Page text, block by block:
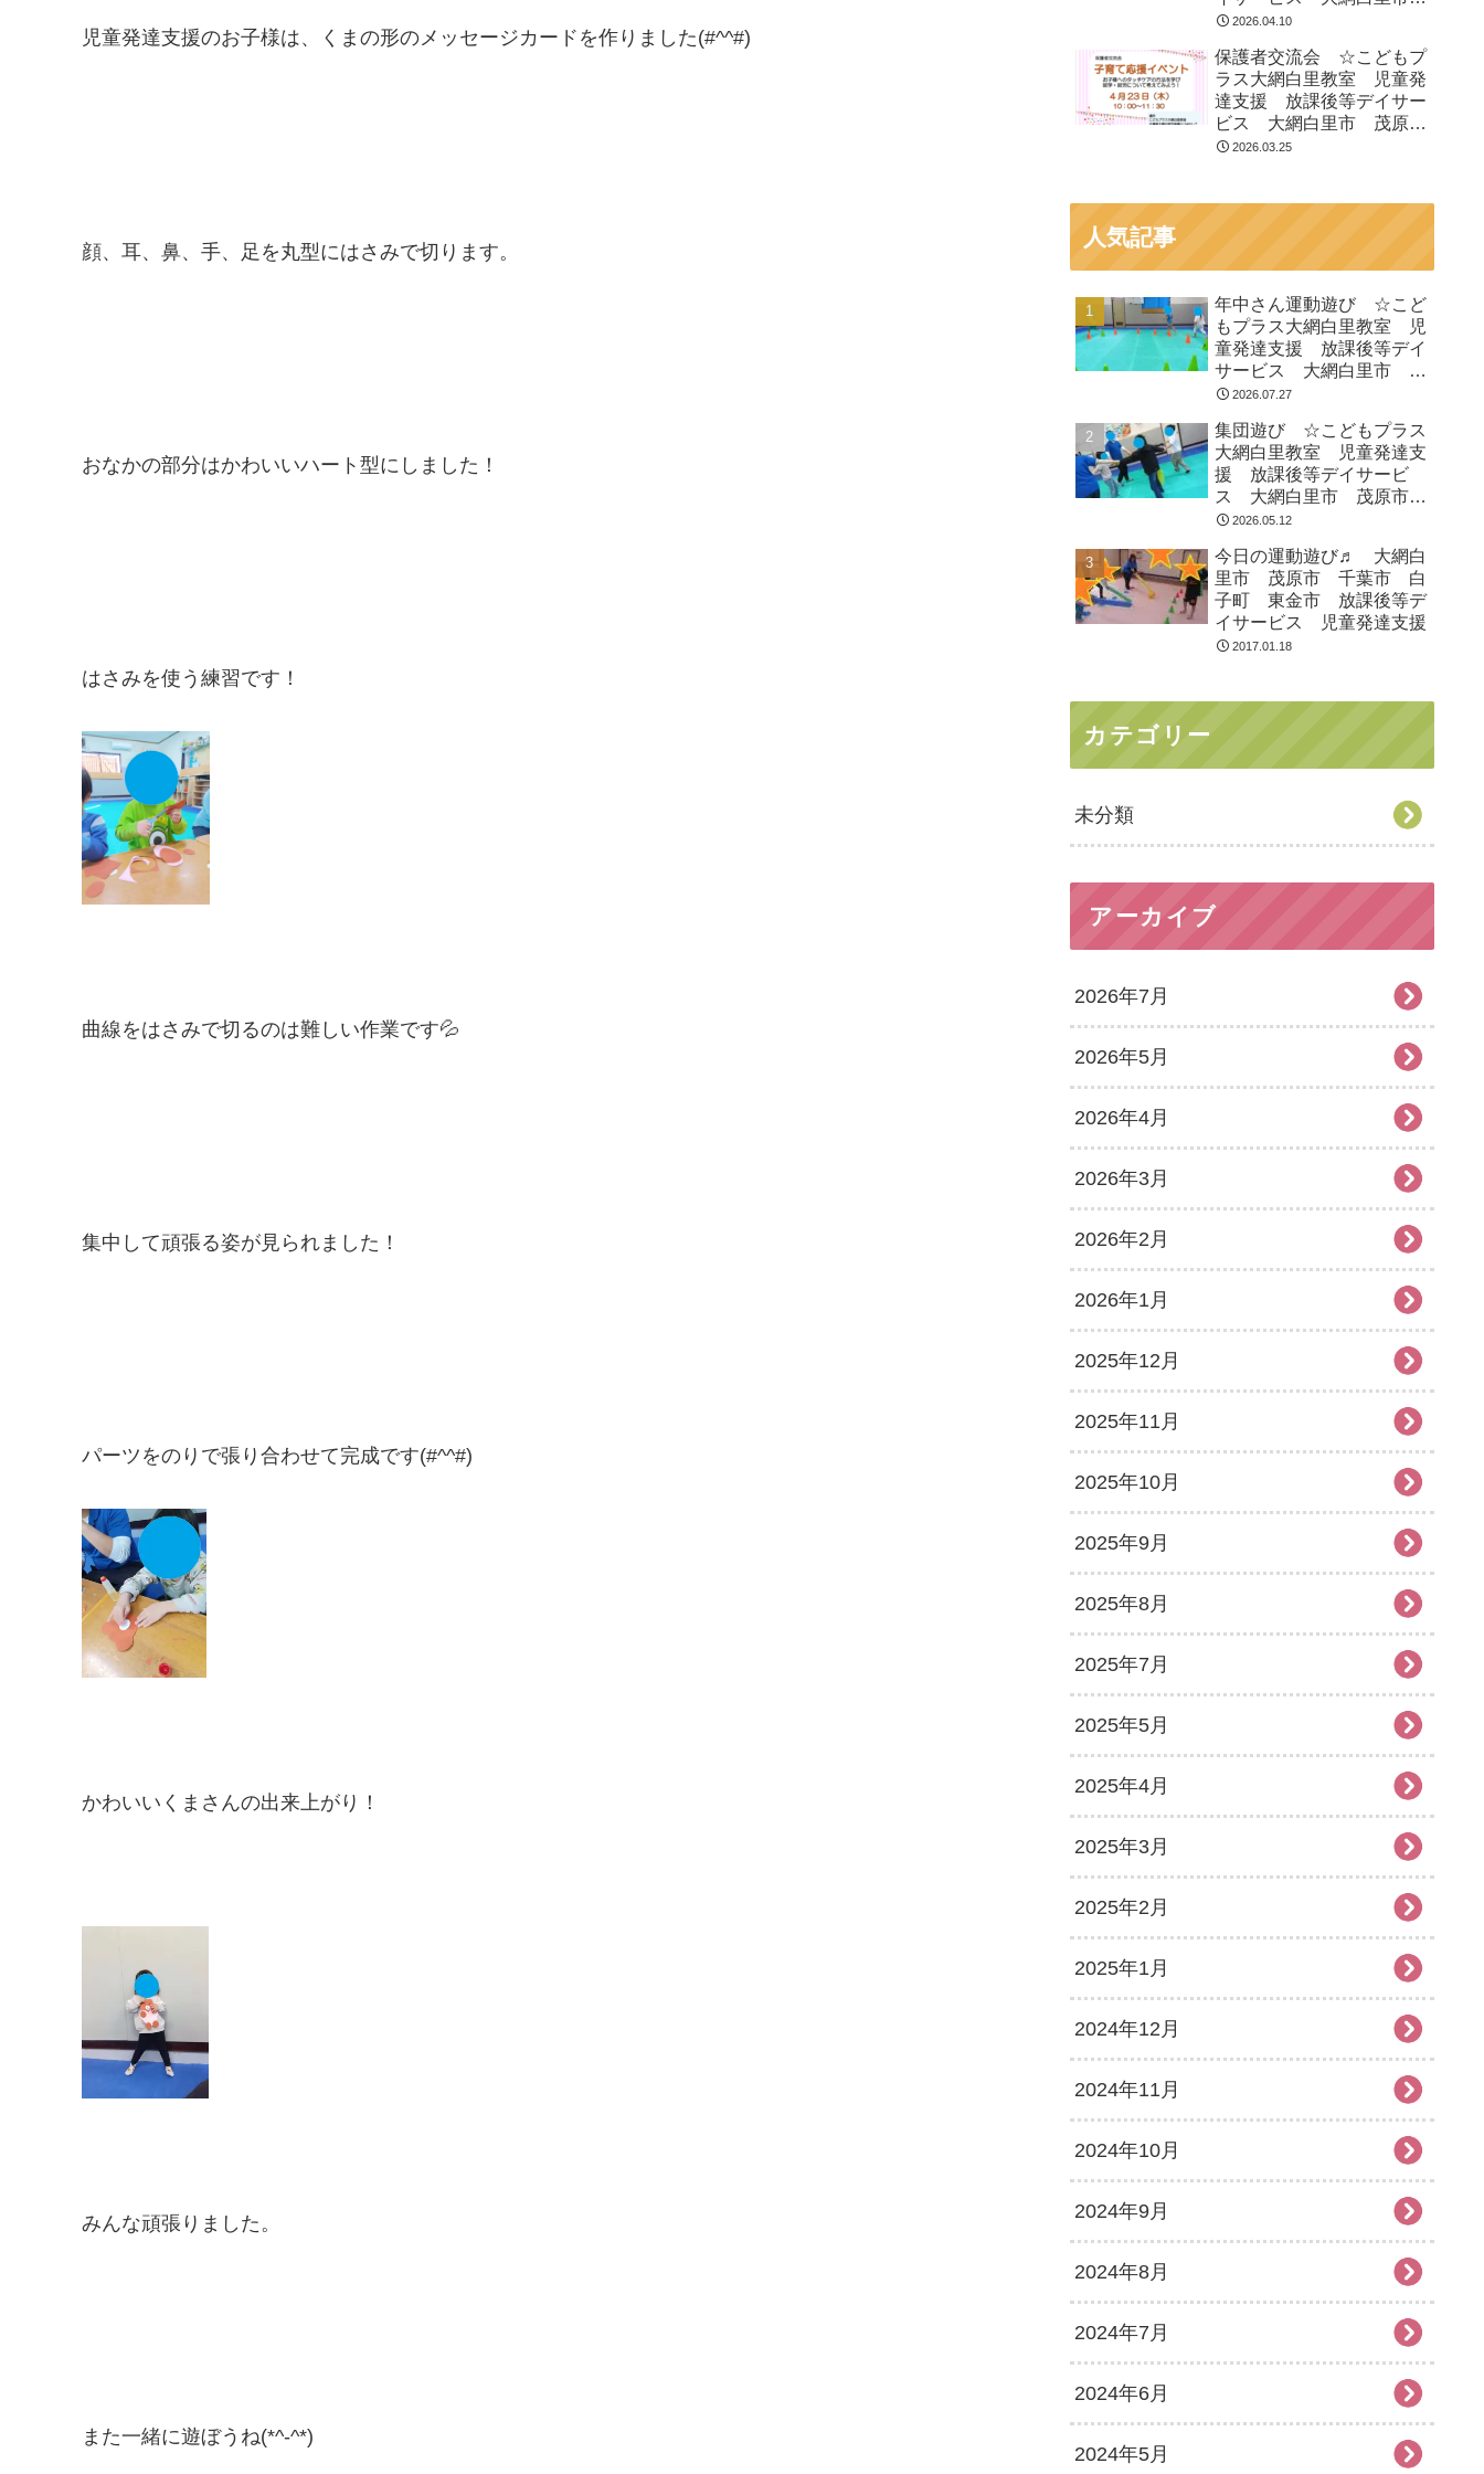
児童発達支援のお子様は、くまの形のメッセージカードを作りました(#^^#)
顔、耳、鼻、手、足を丸型にはさみで切ります。
おなかの部分はかわいいハート型にしました！
はさみを使う練習です！
曲線をはさみで切るのは難しい作業です💦
集中して頑張る姿が見られました！
パーツをのりで張り合わせて完成です(#^^#)
かわいいくまさんの出来上がり！
みんな頑張りました。
また一緒に遊ぼうね(*^-^*)
茂原市 白子町
2026.04.10
保護者交流会 ☆こどもプ
ラス大網白里教室 児童発
達支援 放課後等デイサー
ビス 大網白里市 茂原
市 白子町
2026.03.25
人気記事
年中さん運動遊び ☆こど
もプラス大網白里教室 児
童発達支援 放課後等デイ
サービス 大網白里市 茂
原市 白子町
2026.07.27
集団遊び ☆こどもプラス
大網白里教室 児童発達支
援 放課後等デイサービ
ス 大網白里市 茂原市
白子町
2026.05.12
今日の運動遊び♬ 大網白
里市 茂原市 千葉市 白
子町 東金市 放課後等デ
イサービス 児童発達支援
2017.01.18
カテゴリー
未分類
アーカイブ
2026年7月
2026年5月
2026年4月
2026年3月
2026年2月
2026年1月
2025年12月
2025年11月
2025年10月
2025年9月
2025年8月
2025年7月
2025年5月
2025年4月
2025年3月
2025年2月
2025年1月
2024年12月
2024年11月
2024年10月
2024年9月
2024年8月
2024年7月
2024年6月
2024年5月